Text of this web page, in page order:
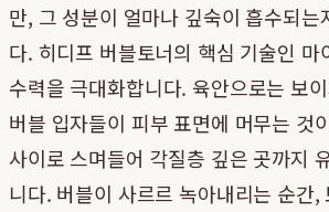
만, 그 성분이 얼마나 깊숙이 흡수되는
다. 히디프 버블토너의 핵심 기술인 마
수력을 극대화합니다. 육안으로는 보
버블 입자들이 피부 표면에 머무는 것
사이로 스며들어 각질층 깊은 곳까지
니다. 버블이 사르르 녹아내리는 순간,